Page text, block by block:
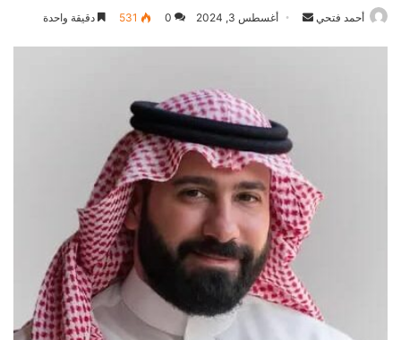
أحمد فتحي
أرسل أغسطس 3, 2024 0
531 دقيقة واحدة